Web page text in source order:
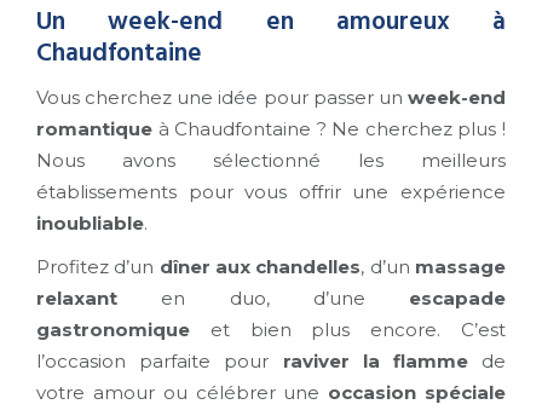
Un week-end en amoureux à
Chaudfontaine
Vous cherchez une idée pour passer un week-end
romantique à Chaudfontaine ? Ne cherchez plus !
Nous avons sélectionné les meilleurs
établissements pour vous offrir une expérience
inoubliable.
Profitez d’un dîner aux chandelles, d’un massage
relaxant en duo, d’une escapade
gastronomique et bien plus encore. C’est
l’occasion parfaite pour raviver la flammede
votre amour ou célébrer une occasion spéciale